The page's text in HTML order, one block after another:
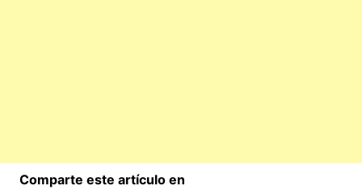
Comparte este artículo en